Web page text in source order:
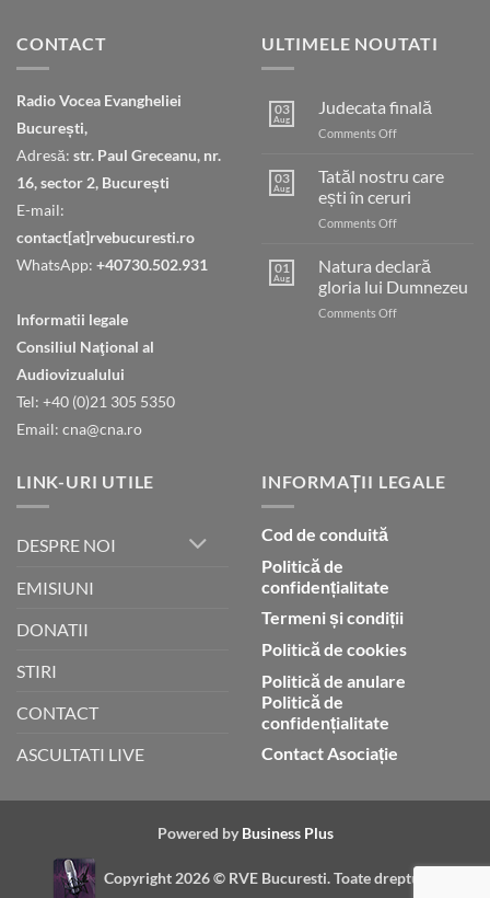
CONTACT
Radio Vocea Evangheliei
București,
Adresă: str. Paul Greceanu, nr.
16, sector 2, București
E-mail:
contact[at]rvebucuresti.ro
WhatsApp: +40730.502.931
Informatii legale
Consiliul Naţional al
Audiovizualului
Tel: +40 (0)21 305 5350
Email: cna@cna.ro
ULTIMELE NOUTATI
03
Aug
Judecata finală
Comments Offon
03
Aug
Tatăl nostru care
ești în ceruri
Comments Offon
nostru
care
ești
în
01
Aug
Natura declară
gloria lui Dumnezeu
Comments Offon
LINK-URI UTILE
DESPRE NOI
EMISIUNI
DONATII
STIRI
CONTACT
ASCULTATI LIVE
INFORMAȚII LEGALE
Cod de conduită
Politică de
confidențialitate
Termeni și condiții
Politică de cookies
Politică de anulare
Politică de
confidențialitate
Contact Asociație
Powered by Business Plus
Copyright 2026 © RVE Bucuresti. Toate drepturile